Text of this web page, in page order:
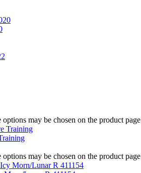
may be chosen on the product page
may be chosen on the product page